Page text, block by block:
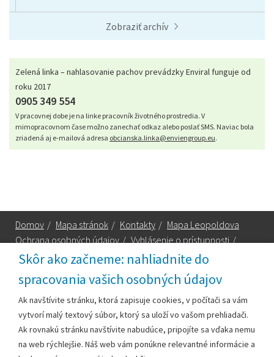
Skôr ako začneme: nahliadnite do
spracovania vašich osobných údajov
Ak navštívite stránku, ktorá zapisuje cookies, v počítači sa vám
vytvorí malý textový súbor, ktorý sa uloží vo vašom prehliadači.
Ak rovnakú stránku navštívite nabudúce, pripojíte sa vďaka nemu
na web rýchlejšie. Náš web vám ponúkne relevantné informácie a
Zobraziť archív
Zelená linka – nahlasovanie pachov prevádzky Enviral funguje od
roku 2017
0905 349 554
V pracovnej dobe je na linke pracovník životného prostredia. V
mimopracovnom čase možno zanechať odkaz alebo poslať SMS. Naviac bola
zriadená aj e-mailová adresa obcianska.linka@enviengroup.eu.
Domov / Mapa stránok / Kontakty / Mapa Leopoldova
Ochrana osobných údajov / Vyhlásenie o prístupnosti /
Technická podpora
Mestský úrad Leopoldov
Hlohovská cesta 1818/2A